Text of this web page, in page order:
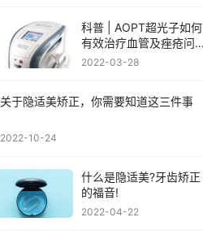
科普 | AOPT超光子如何
有效治疗血管及痤疮问
题?
2022-03-28
关于隐适美矫正，你需要知道这三件事
2022-10-24
什么是隐适美?牙齿矫正
的福音!
2022-04-22